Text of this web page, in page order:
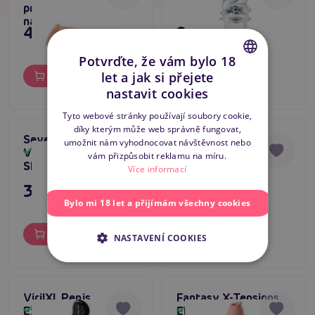
prodlužovací návlek
na penis
495 Kč 249 Kč
Do košíku
Seven Creations
Vibrating Penis
Sleeve
395 Kč
VirilXL Penis
Extender V15
(Black), návlek na
Skladem
495 Kč
Do košíku
VirilXL Penis
Extender V11
Skladem
Fantasy X-Tensions
Elite Uncut Penis
Skladem
ENGLISH
Potvrďte, že vám bylo 18
let a jak si přejete
nastavit cookies
Tyto webové stránky používají soubory cookie,
díky kterým může web správně fungovat,
umožnit nám vyhodnocovat návštěvnost nebo
vám přizpůsobit reklamu na míru.
Více informací
Bylo mi 18 let a přijímám všechny cookies
NASTAVENÍ COOKIES